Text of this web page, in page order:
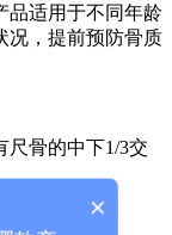
品适用于不同年龄
况，提前预防骨质
尺骨的中下1/3交
×